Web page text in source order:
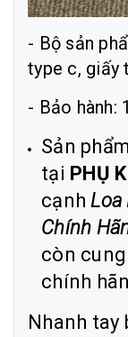
- Bộ sản
type c, giấy
- Bảo hành:
Sản
tại PHỤ
cạnhLoa
Chính
còn
chính
Nhanh tay